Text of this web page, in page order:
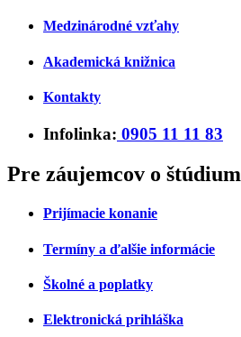
Medzinárodné vzťahy
Akademická knižnica
Kontakty
Infolinka: 0905 11 11 83
Pre záujemcov o štúdium
Prijímacie konanie
Termíny a ďalšie informácie
Školné a poplatky
Elektronická prihláška